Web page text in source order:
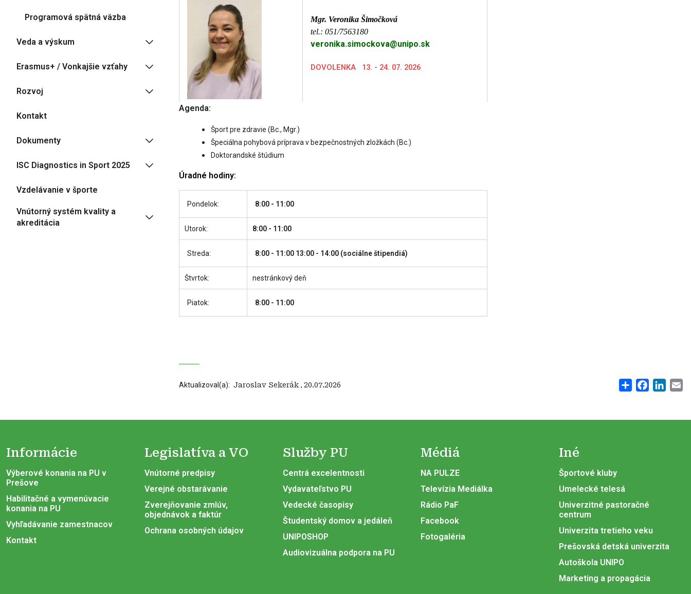
Mgr. Veronika Šimočková
tel.: 051/7563180
veronika.simockova@unipo.sk
DOVOLENKA 13. - 24. 07. 2026
Agenda:
Šport pre zdravie (Bc., Mgr.)
Špeciálna pohybová príprava v bezpečnostných zložkách (Bc.)
Doktorandské štúdium
Úradné hodiny:
Pondelok: 8:00 - 11:00
Utorok: 8:00 - 11:00
Streda: 8:00 - 11:00 13:00 - 14:00 (sociálne štipendiá)
Štvrtok: nestránkový deň
Piatok: 8:00 - 11:00
Aktualizoval(a): ‍ Jaroslav Sekerák , 20.07.2026 Share Facebook
Programová spätná väzba
Veda a výskum
Erasmus+ / Vonkajšie vzťahy
Rozvoj
Kontakt
Dokumenty
ISC Diagnostics in Sport 2025
Vzdelávanie v športe
Vnútorný systém kvality a
akreditácia
Informácie
Výberové konania na PU v
Prešove
Habilitačné a vymenúvacie
konania na PU
Vyhľadávanie zamestnacov
Kontakt
Legislatíva a VO
Vnútorné predpisy
Verejné obstarávanie
Zverejňovanie zmlúv,
objednávok a faktúr
Ochrana osobných údajov
Služby PU
Centrá excelentnosti
Vydavateľstvo PU
Vedecké časopisy
Študentský domov a jedáleň
UNIPOSHOP
Audiovizuálna podpora na PU
Médiá
NA PULZE
Televízia Mediálka
Rádio PaF
Facebook
Fotogaléria
Iné
Športové kluby
Umelecké telesá
Univerzitné pastoračné
centrum
Univerzita tretieho veku
Prešovská detská univerzita
Autoškola UNIPO
Marketing a propagácia